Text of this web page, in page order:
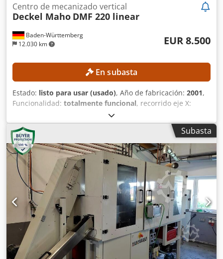
Baden-Württemberg
12.030 km
Centro de mecanizado vertical
Deckel Maho DMF 220 linear
EUR 8.500
En subasta
Estado: listo para usar (usado), Año de fabricación: 2001,
Funcionalidad: totalmente funcional, recorrido eje X:
, recorrido del eje Y:
720 mm, modelo de controlador:Siemens 840D, velocidad
del cabezal (máx.):
, DETALLES TÉCNICOS
Recorrido del eje X: 2.200 mm Recorrido del eje Y: 560 mm
Recorrido del eje Z: 720 mm Velocidad del husillo: 20–
12.000 rpm Sistema de sujeción de herramientas: SK 40
Potencia del husillo: 35 / 25 kW Número de posiciones para
herramientas: 32 Longitud máxima de la herramienta: 300
mm Peso máximo de la herramienta: 6 kg Superficie de
sujeción de la mesa: 2.600 × 600 mm Carga máxima de la
mesa: 2.200 kg Velocidad de avance del eje X: 80 m/min
Velocidad de avance del eje Y: 50 m/min Velocidad de
avance del eje Z: 50 m/min DETALLES DE LA MÁQUINA
Control: Siemens 840D Tipo de corriente: Trifásica
Subasta